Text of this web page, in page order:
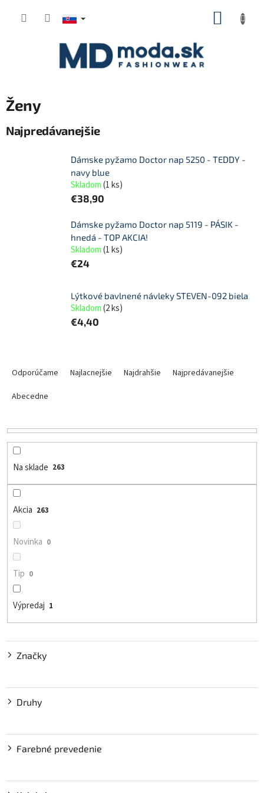
Ženy
Najpredávanejšie
Dámske pyžamo Doctor nap 5250 - TEDDY -
navy blue
Skladom(1 ks)
€38,90
Dámske pyžamo Doctor nap 5119 - PÁSIK -
hnedá - TOP AKCIA!
Skladom(1 ks)
€24
Lýtkové bavlnené návleky STEVEN-092 biela
Skladom(2 ks)
€4,40
e
d
Odporúčame Najlacnejšie Najdrahšie
Najpredávanejšie
Abecedne
Na sklade 263
Akcia 263
Novinka 0
Tip 0
Výpredaj 1
Značky
Druhy
Farebné prevedenie